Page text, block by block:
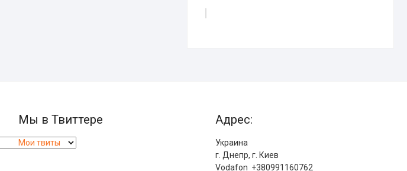
Мы в Твиттере
Мои твиты
Адрес:
Украина
г. Днепр, г. Киев
Vodafon +380991160762